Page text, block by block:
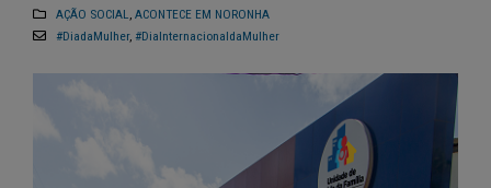
AÇÃO SOCIAL, ACONTECE EM NORONHA
#DiadaMulher, #DiaInternacionaldaMulher